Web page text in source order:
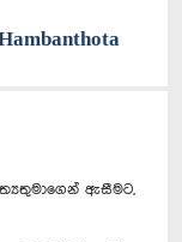
ඇසීමට,